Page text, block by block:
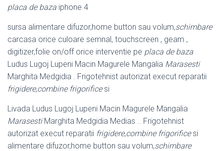
placa de baza iphone 4
sursa alimentare difuzor,home button sau volum,schimbare
carcasa orice culoare semnal, touchscreen , geam ,
digitizer,folie on/off orice interventie pe placa de baza
Ludus Lugoj Lupeni Macin Magurele Mangalia Marasesti
Marghita Medgidia . Frigotehnist autorizat execut reparatii
frigidere,combine frigorificesi
Livada Ludus Lugoj Lupeni Macin Magurele Mangalia
MarasestiMarghita Medgidia Medias .. Frigotehnist
autorizat execut reparatii frigidere,combine frigorificesi
alimentare difuzor,home button sau volum,schimbare